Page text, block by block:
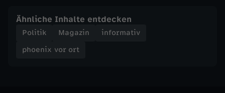
P
Ähnliche Inhalte entdecken
Politik Magazin
informativ
phoenix vor ort